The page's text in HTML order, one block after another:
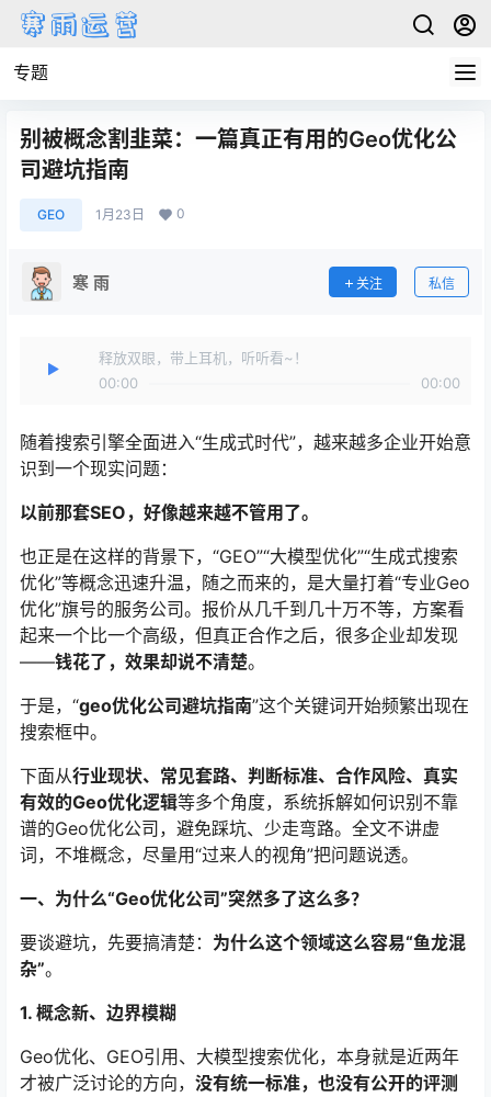
专题
别被概念割韭菜：一篇真正有用的Geo优化公
司避坑指南
GEO 1月23日 0
寒 雨 关注 私信
释放双眼，带上耳机，听听看~！
00:00
00:00
随着搜索引擎全面进入“生成式时代”，越来越多企业开始意
识到一个现实问题：
以前那套SEO，好像越来越不管用了。
也正是在这样的背景下，“GEO”“大模型优化”“生成式搜索
优化”等概念迅速升温，随之而来的，是大量打着“专业Geo
优化”旗号的服务公司。报价从几千到几十万不等，方案看
起来一个比一个高级，但真正合作之后，很多企业却发现
——钱花了，效果却说不清楚。
于是，“geo优化公司避坑指南”这个关键词开始频繁出现在
搜索框中。
下面从行业现状、常见套路、判断标准、合作风险、真实
有效的Geo优化逻辑等多个角度，系统拆解如何识别不靠
谱的Geo优化公司，避免踩坑、少走弯路。全文不讲虚
词，不堆概念，尽量用“过来人的视角”把问题说透。
一、为什么“Geo优化公司”突然多了这么多？
要谈避坑，先要搞清楚： 为什么这个领域这么容易“鱼龙混
杂”。
1. 概念新、边界模糊
Geo优化、GEO引用、大模型搜索优化，本身就是近两年
才被广泛讨论的方向， 没有统一标准，也没有公开的评测